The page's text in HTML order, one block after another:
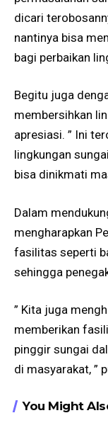
dicari
nantinya bisa
bagi perbaikan
Begitu juga
membersihkan
apresiasi. ” Ini
lingkungan
bisa dinikmati
Dalam
mengharapkan
fasilitas seperti
sehingga
” Kita juga
memberikan
pinggir sungai
di masyarakat, ”
You Might